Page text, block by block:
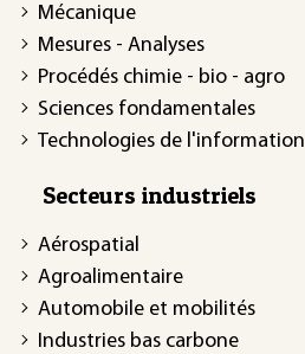
Mécanique
Mesures - Analyses
Procédés chimie - bio - agro
Sciences fondamentales
Technologies de l'information
Secteurs industriels
Aérospatial
Agroalimentaire
Automobile et mobilités
Industries bas carbone